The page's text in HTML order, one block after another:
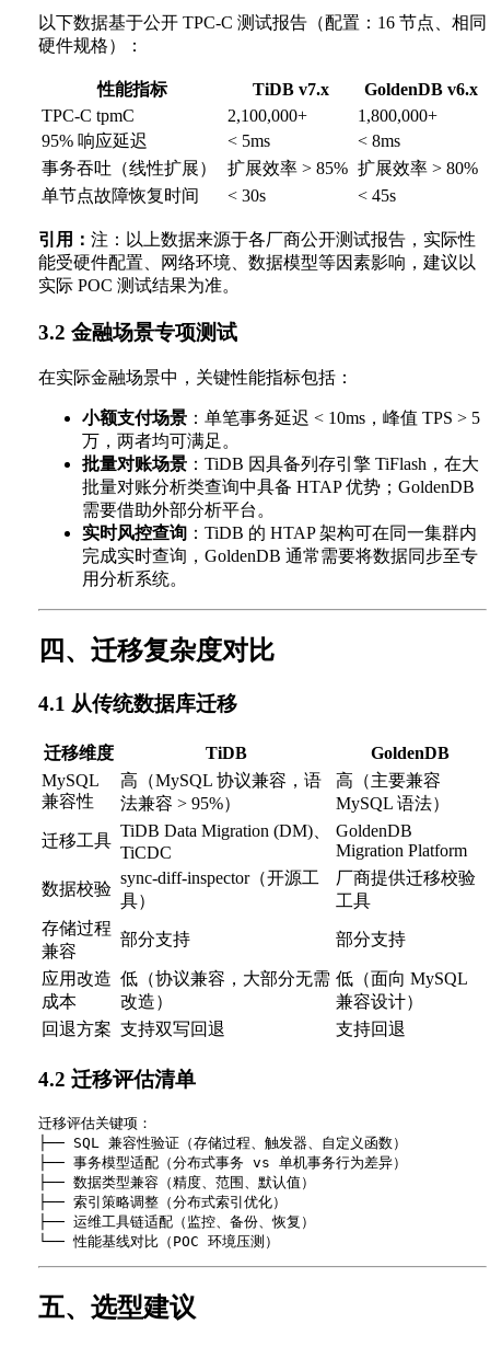
以下数据基于公开 TPC-C 测试报告（配置：16 节点、相同
硬件规格）：
性能指标 TiDB v7.x
GoldenDB v6.x
TPC-C tpmC
2,100,000+
1,800,000+
95% 响应延迟
< 5ms
< 8ms
事务吞吐（线性扩展）
扩展效率 > 85% 扩展效率 > 80%
单节点故障恢复时间
< 30s < 45s
引用： 注：以上数据来源于各厂商公开测试报告，实际性
能受硬件配置、网络环境、数据模型等因素影响，建议以
实际 POC 测试结果为准。
3.2 金融场景专项测试
在实际金融场景中，关键性能指标包括：
小额支付场景 ：单笔事务延迟 < 10ms，峰值 TPS > 5
万，两者均可满足。
批量对账场景 ：TiDB 因具备列存引擎 TiFlash，在大
批量对账分析类查询中具备 HTAP 优势；GoldenDB
需要借助外部分析平台。
实时风控查询 ：TiDB 的 HTAP 架构可在同一集群内
完成实时查询，GoldenDB 通常需要将数据同步至专
用分析系统。
四、迁移复杂度对比
4.1 从传统数据库迁移
迁移维度 TiDB
GoldenDB
MySQL
兼容性
高（MySQL 协议兼容，语
法兼容 > 95%）
高（主要兼容
MySQL 语法）
迁移工具
TiDB Data Migration (DM)、
TiCDC
GoldenDB
Migration Platform
数据校验
sync-diff-inspector（开源工
具）
厂商提供迁移校验
工具
存储过程
兼容
部分支持 部分支持
应用改造
成本
低（协议兼容，大部分无需
改造）
低（面向 MySQL
兼容设计）
回退方案 支持双写回退 支持回退
4.2 迁移评估清单
迁移评估关键项：
├── SQL 兼容性验证（存储过程、触发器、自定义函数）
├── 事务模型适配（分布式事务 vs 单机事务行为差异）
├── 数据类型兼容（精度、范围、默认值）
├── 索引策略调整（分布式索引优化）
├── 运维工具链适配（监控、备份、恢复）
五、选型建议